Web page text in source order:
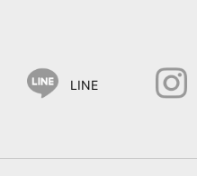
LINE